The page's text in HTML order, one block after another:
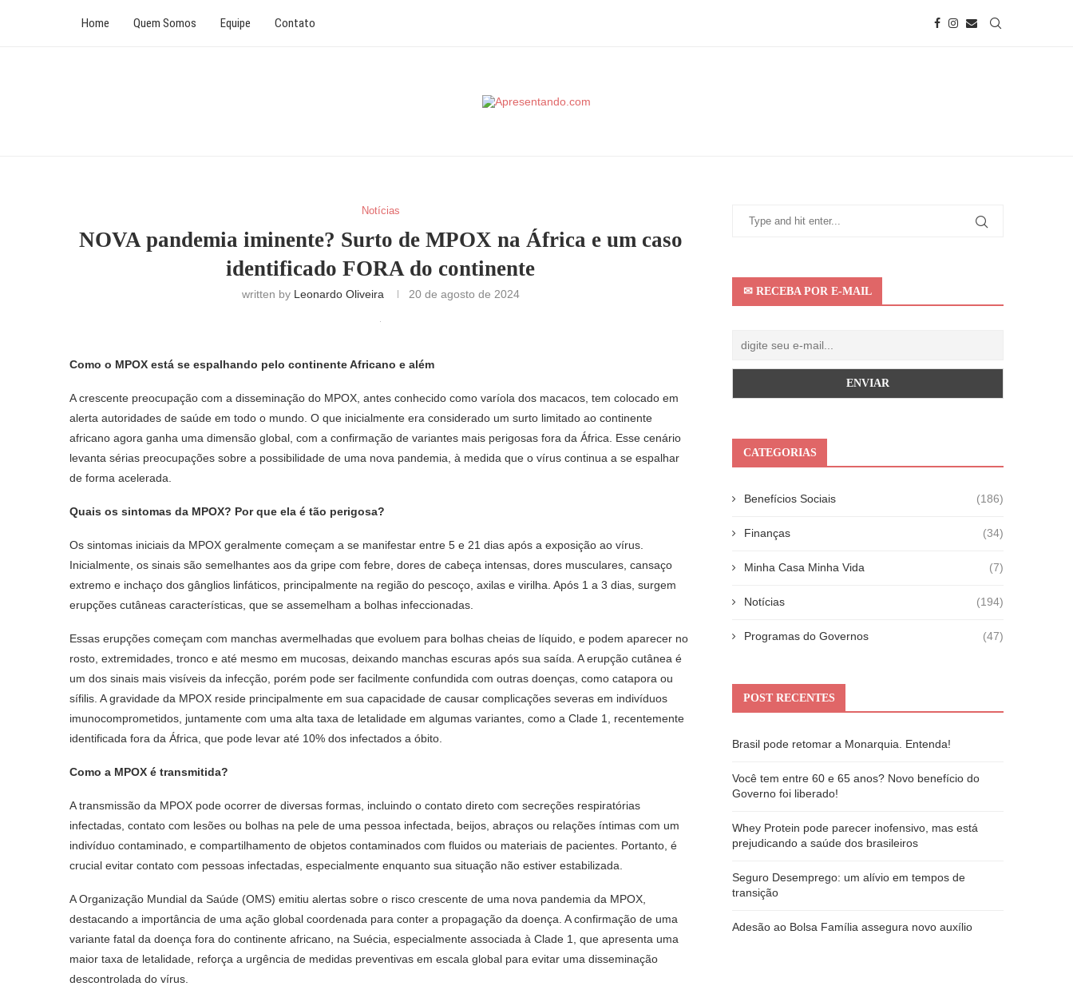
Home Quem Somos Equipe Contato
Notícias
NOVA pandemia iminente? Surto de MPOX na África e um caso
identificado FORA do continente
written by Leonardo Oliveira 20 de agosto de 2024
Como o MPOX está se espalhando pelo continente Africano e além
A crescente preocupação com a disseminação do MPOX, antes conhecido como varíola dos macacos, tem colocado em
alerta autoridades de saúde em todo o mundo. O que inicialmente era considerado um surto limitado ao continente
africano agora ganha uma dimensão global, com a confirmação de variantes mais perigosas fora da África. Esse cenário
levanta sérias preocupações sobre a possibilidade de uma nova pandemia, à medida que o vírus continua a se espalhar
de forma acelerada.
Quais os sintomas da MPOX? Por que ela é tão perigosa?
Os sintomas iniciais da MPOX geralmente começam a se manifestar entre 5 e 21 dias após a exposição ao vírus.
Inicialmente, os sinais são semelhantes aos da gripe com febre, dores de cabeça intensas, dores musculares, cansaço
extremo e inchaço dos gânglios linfáticos, principalmente na região do pescoço, axilas e virilha. Após 1 a 3 dias, surgem
erupções cutâneas características, que se assemelham a bolhas infeccionadas.
Essas erupções começam com manchas avermelhadas que evoluem para bolhas cheias de líquido, e podem aparecer no
rosto, extremidades, tronco e até mesmo em mucosas, deixando manchas escuras após sua saída. A erupção cutânea é
um dos sinais mais visíveis da infecção, porém pode ser facilmente confundida com outras doenças, como catapora ou
sífilis. A gravidade da MPOX reside principalmente em sua capacidade de causar complicações severas em indivíduos
imunocomprometidos, juntamente com uma alta taxa de letalidade em algumas variantes, como a Clade 1, recentemente
identificada fora da África, que pode levar até 10% dos infectados a óbito.
Como a MPOX é transmitida?
A transmissão da MPOX pode ocorrer de diversas formas, incluindo o contato direto com secreções respiratórias
infectadas, contato com lesões ou bolhas na pele de uma pessoa infectada, beijos, abraços ou relações íntimas com um
indivíduo contaminado, e compartilhamento de objetos contaminados com fluidos ou materiais de pacientes. Portanto, é
crucial evitar contato com pessoas infectadas, especialmente enquanto sua situação não estiver estabilizada.
A Organização Mundial da Saúde (OMS) emitiu alertas sobre o risco crescente de uma nova pandemia da MPOX,
destacando a importância de uma ação global coordenada para conter a propagação da doença. A confirmação de uma
variante fatal da doença fora do continente africano, na Suécia, especialmente associada à Clade 1, que apresenta uma
maior taxa de letalidade, reforça a urgência de medidas preventivas em escala global para evitar uma disseminação
descontrolada do vírus.
✉ RECEBA POR E-MAIL
CATEGORIAS
Benefícios Sociais (186)
Finanças (34)
Minha Casa Minha Vida (7)
Notícias (194)
Programas do Governos (47)
POST RECENTES
Brasil pode retomar a Monarquia. Entenda!
Você tem entre 60 e 65 anos? Novo benefício do
Governo foi liberado!
Whey Protein pode parecer inofensivo, mas está
prejudicando a saúde dos brasileiros
Seguro Desemprego: um alívio em tempos de
transição
Adesão ao Bolsa Família assegura novo auxílio